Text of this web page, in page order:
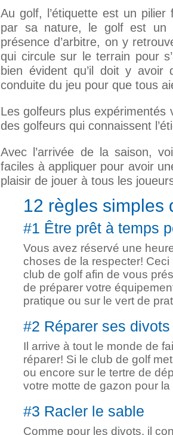
Au golf, l’étiquette est un
par sa nature, le golf est un
présence d’arbitre, on y
qui circule sur le terrain pour
bien évident qu’il doit y avoir
conduite du jeu pour que tous
Les golfeurs plus
des golfeurs qui connaissent
Avec l’arrivée de la saison,
faciles à appliquer pour avoir
plaisir de jouer à tous les
12 règles simples
#1 Être prêt à temps
Vous avez réservé une
choses de la respecter! Ceci
club de golf afin de vous
de préparer votre
pratique ou sur le vert de
#2 Réparer ses divots
Il arrive à tout le monde de
réparer! Si le club de golf
ou encore sur le tertre de
votre motte de gazon pour
#3 Racler le sable
Comme pour les divots, il